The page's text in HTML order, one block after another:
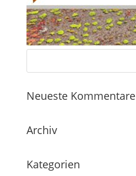
Neueste Kommentare
Archiv
Kategorien